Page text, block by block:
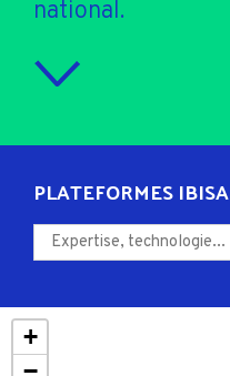
national.
PLATEFORMES IBISA
+